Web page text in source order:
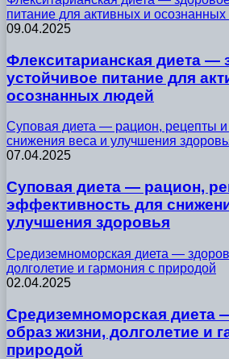
питание для активных и
09.04.2025
Флекситарианская диета —
устойчивое питание для
осознанных людей
Суповая диета — рацион, рецепты
снижения веса и улучшения
07.04.2025
Суповая диета — рацион,
эффективность для
улучшения здоровья
Средиземноморская диета —
долголетие и гармония с природой
02.04.2025
Средиземноморская диета
образ жизни, долголетие и
природой